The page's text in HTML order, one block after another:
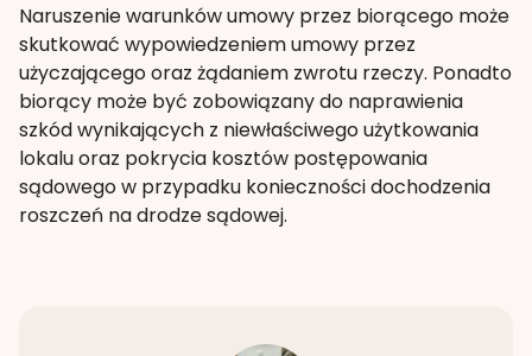
Naruszenie warunków umowy przez biorącego może
skutkować wypowiedzeniem umowy przez
użyczającego oraz żądaniem zwrotu rzeczy. Ponadto
biorący może być zobowiązany do naprawienia
szkód wynikających z niewłaściwego użytkowania
lokalu oraz pokrycia kosztów postępowania
sądowego w przypadku konieczności dochodzenia
roszczeń na drodze sądowej.